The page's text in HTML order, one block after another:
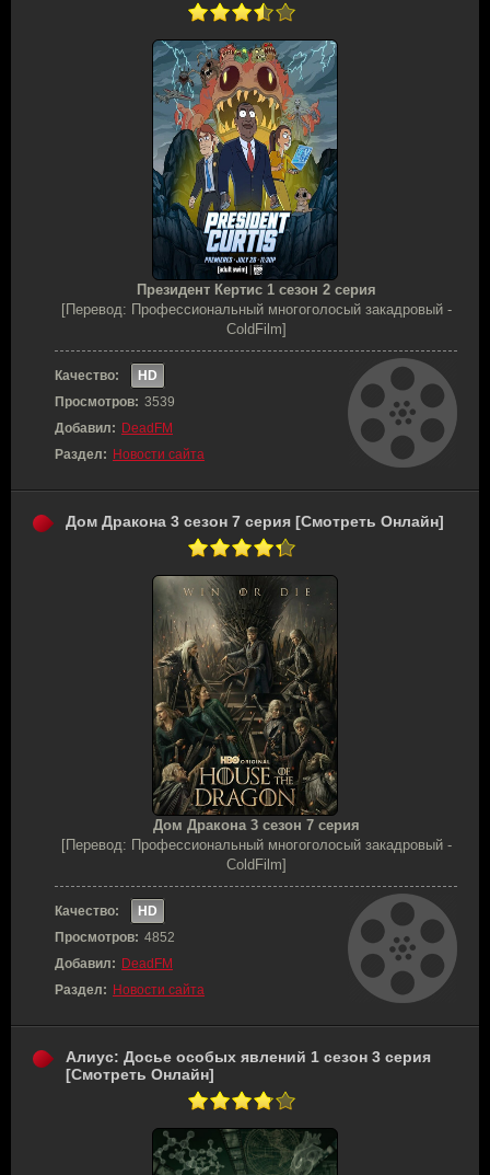
Президент Кертис 1 сезон 2 серия
[Перевод: Профессиональный многоголосый закадровый -
ColdFilm]
Качество:
HD
Просмотров: 3539
Добавил: DeadFM
Раздел: Новости сайта
Дом Дракона 3 сезон 7 серия [Смотреть Онлайн]
Дом Дракона 3 сезон 7 серия
[Перевод: Профессиональный многоголосый закадровый -
ColdFilm]
Качество:
HD
Просмотров: 4852
Добавил: DeadFM
Раздел: Новости сайта
Алиус: Досье особых явлений 1 сезон 3 серия
[Смотреть Онлайн]